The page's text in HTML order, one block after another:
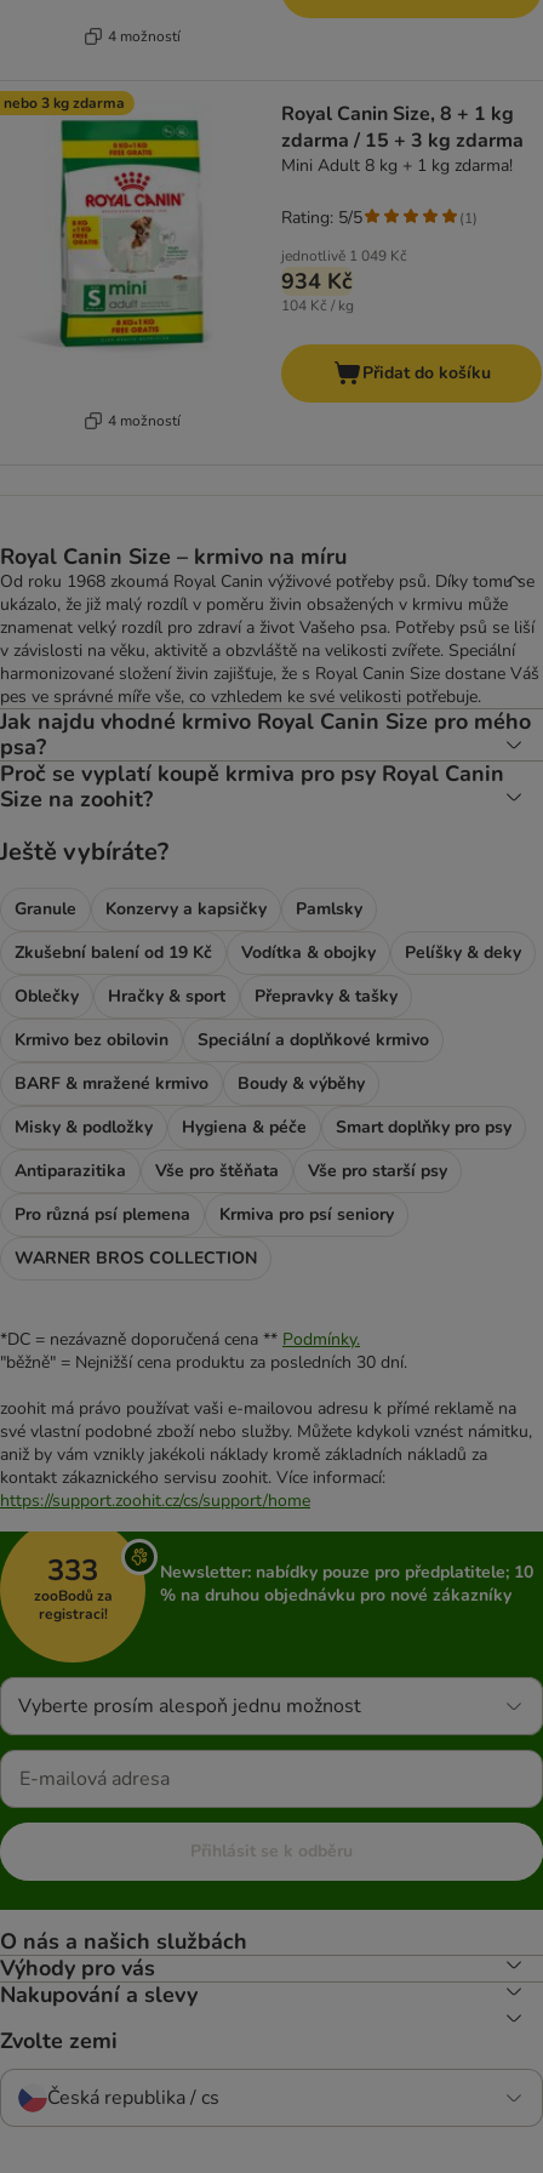
4 možností
nebo 3 kg zdarma
4 možností
Royal Canin Size, 8 + 1 kg
zdarma / 15 + 3 kg zdarma
Mini Adult 8 kg + 1 kg zdarma!
jednotlivě 1 049 Kč
934 Kč
104 Kč / kg
Rating: 5/5 (1)
Přidat do košíku
Royal Canin Size – krmivo na míru
Od roku 1968 zkoumá Royal Canin výživové potřeby psů. Díky tomu se
ukázalo, že již malý rozdíl v poměru živin obsažených v krmivu může
znamenat velký rozdíl pro zdraví a život Vašeho psa. Potřeby psů se liší
v závislosti na věku, aktivitě a obzvláště na velikosti zvířete. Speciální
harmonizované složení živin zajišťuje, že s Royal Canin Size dostane Váš
pes ve správné míře vše, co vzhledem ke své velikosti potřebuje.
Jak najdu vhodné krmivo Royal Canin Size pro mého
psa?
Proč se vyplatí koupě krmiva pro psy Royal Canin
Size na zoohit?
Ještě vybíráte?
Granule Konzervy a kapsičky
Pamlsky
Zkušební balení od 19 Kč
Vodítka & obojky
Pelíšky & deky
Oblečky
Hračky & sport
Přepravky & tašky
Krmivo bez obilovin
Speciální a doplňkové krmivo
BARF & mražené krmivo
Boudy & výběhy
Misky & podložky
Hygiena & péče
Smart doplňky pro psy
Antiparazitika
Vše pro štěňata
Vše pro starší psy
Pro různá psí plemena
Krmiva pro psí seniory
WARNER BROS COLLECTION
*DC = nezávazně doporučená cena ** Podmínky.
"běžně" = Nejnižší cena produktu za posledních 30 dní.
zoohit má právo používat vaši e-mailovou adresu k přímé reklamě na
své vlastní podobné zboží nebo služby. Můžete kdykoli vznést námitku,
aniž by vám vznikly jakékoli náklady kromě základních nákladů za
kontakt zákaznického servisu zoohit. Více informací:
https://support.zoohit.cz/cs/support/home
333
zooBodů za
registraci!
Newsletter: nabídky pouze pro předplatitele; 10
% na druhou objednávku pro nové zákazníky
Vyberte prosím alespoň jednu možnost
Přihlásit se k odběru
O nás a našich službách
Výhody pro vás
Nakupování a slevy
Zvolte zemi
Česká republika / cs